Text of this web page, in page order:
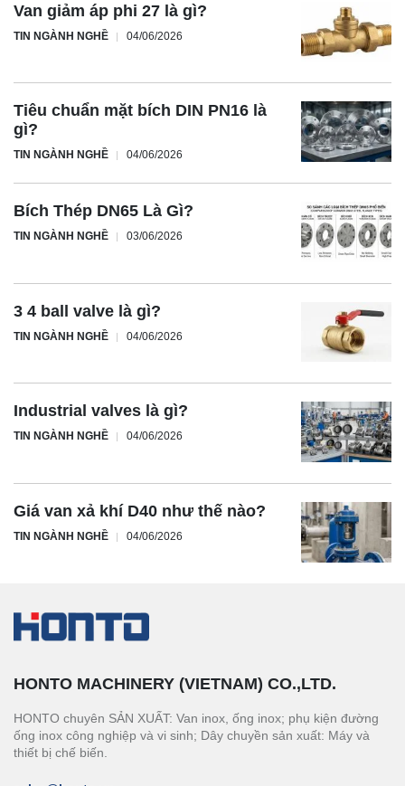
Van giảm áp phi 27 là gì?
TIN NGÀNH NGHỀ 04/06/2026
Tiêu chuẩn mặt bích DIN PN16 là
gì?
TIN NGÀNH NGHỀ 04/06/2026
Bích Thép DN65 Là Gì?
TIN NGÀNH NGHỀ 03/06/2026
3 4 ball valve là gì?
TIN NGÀNH NGHỀ 04/06/2026
Industrial valves là gì?
TIN NGÀNH NGHỀ 04/06/2026
Giá van xả khí D40 như thế nào?
TIN NGÀNH NGHỀ 04/06/2026
HONTO MACHINERY (VIETNAM) CO.,LTD.
HONTO chuyên SẢN XUẤT: Van inox, ống inox; phụ kiện đường
ống inox công nghiệp và vi sinh; Dây chuyền sản xuất: Máy và
thiết bị chế biến.